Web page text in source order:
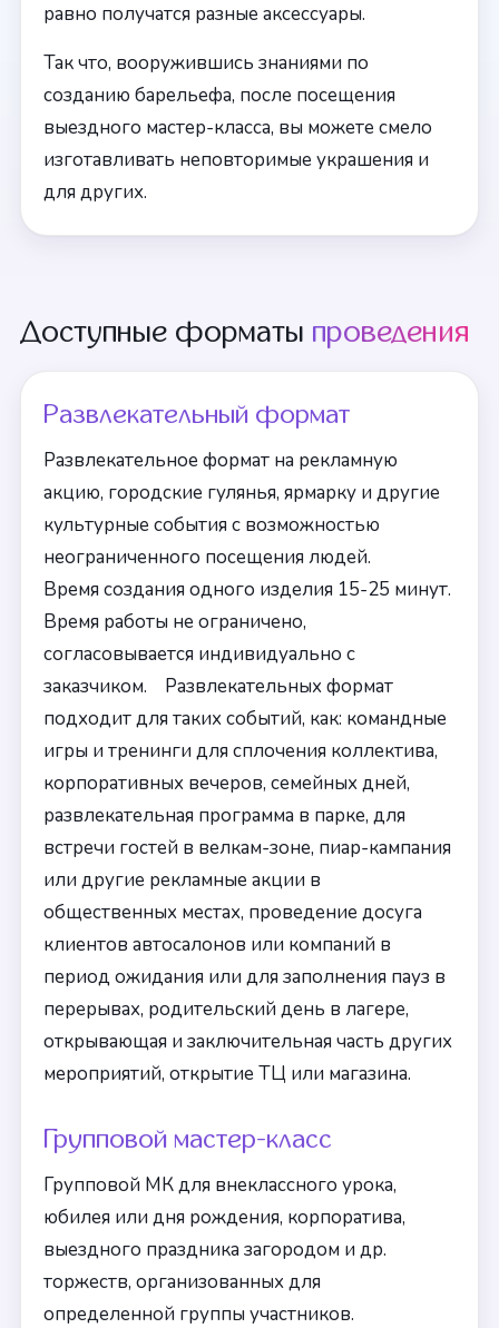
равно получатся разные аксессуары.
Так что, вооружившись знаниями по
созданию барельефа, после посещения
выездного мастер-класса, вы можете смело
изготавливать неповторимые украшения и
для других.
Доступные форматы проведения
Развлекательный формат
Развлекательное формат на рекламную
акцию, городские гулянья, ярмарку и другие
культурные события с возможностью
неограниченного посещения людей.
Время создания одного изделия 15-25 минут.
Время работы не ограничено,
согласовывается индивидуально с
заказчиком. Развлекательных формат
подходит для таких событий, как: командные
игры и тренинги для сплочения коллектива,
корпоративных вечеров, семейных дней,
развлекательная программа в парке, для
встречи гостей в велкам-зоне, пиар-кампания
или другие рекламные акции в
общественных местах, проведение досуга
клиентов автосалонов или компаний в
период ожидания или для заполнения пауз в
перерывах, родительский день в лагере,
открывающая и заключительная часть других
мероприятий, открытие ТЦ или магазина.
Групповой мастер-класс
Групповой МК для внеклассного урока,
юбилея или дня рождения, корпоратива,
выездного праздника загородом и др.
торжеств, организованных для
определенной группы участников.